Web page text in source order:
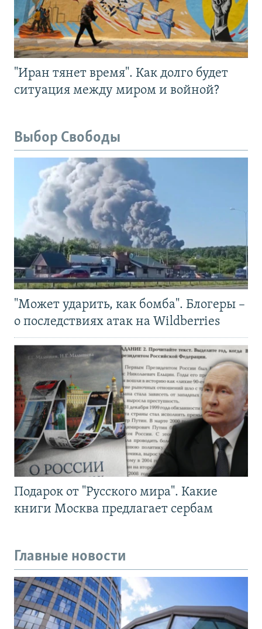
"Иран тянет время". Как долго будет
ситуация между миром и войной?
Выбор Свободы
"Может ударить, как бомба". Блогеры –
о последствиях атак на Wildberries
Подарок от "Русского мира". Какие
книги Москва предлагает сербам
Главные новости